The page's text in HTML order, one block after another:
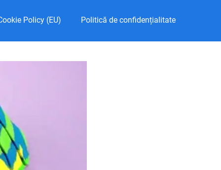
Policy (EU) Politică de confidențialitate